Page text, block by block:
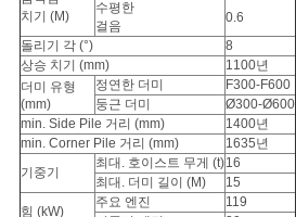
보
호
정
책
치기 (M)
수평한
걸음
0.6
돌리기 각 (°)
8
상승 치기 (mm)
1100년
더미 유형
(mm)
정연한 더미
F300-F600
둥근 더미
Ø300-Ø600
min. Side Pile 거리 (mm)
1400년
min. Corner Pile 거리 (mm)
1635년
기중기
최대. 호이스트 무게 (t)16
최대. 더미 길이 (M)
15
힘 (kW)
주요 엔진
119